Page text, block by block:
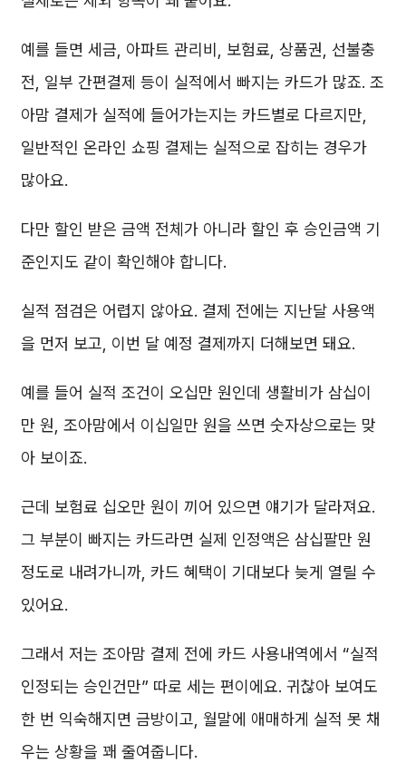
예를 들면 세금, 아파트 관리비, 보험료, 상품권, 선불충
전, 일부 간편결제 등이 실적에서 빠지는 카드가 많죠. 조
아맘 결제가 실적에 들어가는지는 카드별로 다르지만,
일반적인 온라인 쇼핑 결제는 실적으로 잡히는 경우가
많아요.
다만 할인 받은 금액 전체가 아니라 할인 후 승인금액 기
준인지도 같이 확인해야 합니다.
실적 점검은 어렵지 않아요. 결제 전에는 지난달 사용액
을 먼저 보고, 이번 달 예정 결제까지 더해보면 돼요.
예를 들어 실적 조건이 오십만 원인데 생활비가 삼십이
만 원, 조아맘에서 이십일만 원을 쓰면 숫자상으로는 맞
아 보이죠.
근데 보험료 십오만 원이 끼어 있으면 얘기가 달라져요.
그 부분이 빠지는 카드라면 실제 인정액은 삼십팔만 원
정도로 내려가니까, 카드 혜택이 기대보다 늦게 열릴 수
있어요.
그래서 저는 조아맘 결제 전에 카드 사용내역에서 “실적
인정되는 승인건만” 따로 세는 편이에요. 귀찮아 보여도
한 번 익숙해지면 금방이고, 월말에 애매하게 실적 못 채
우는 상황을 꽤 줄여줍니다.